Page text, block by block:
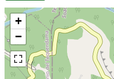
Cocina Cerrada
Todos Los Servicios
Cuarto Útil
Alcantarillado
Zona Residencial
Cerca A Hospitales